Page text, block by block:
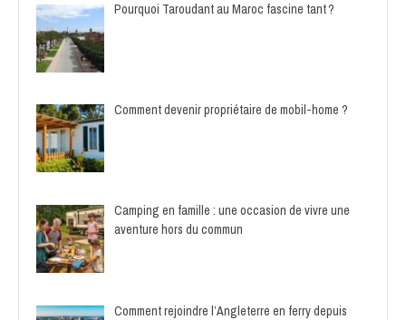
Pourquoi Taroudant au Maroc fascine tant ?
Comment devenir propriétaire de mobil-home ?
Camping en famille : une occasion de vivre une
aventure hors du commun
Comment rejoindre l’Angleterre en ferry depuis